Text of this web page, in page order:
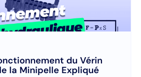
du Vérin
la Minipelle Expliqué